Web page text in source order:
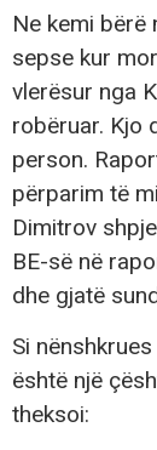
Ne kemi bërë
sepse kur
vlerësur nga
robëruar. Kjo
person.
përparim të
Dimitrov
BE-së në
dhe gjatë
Si
është një
theksoi: